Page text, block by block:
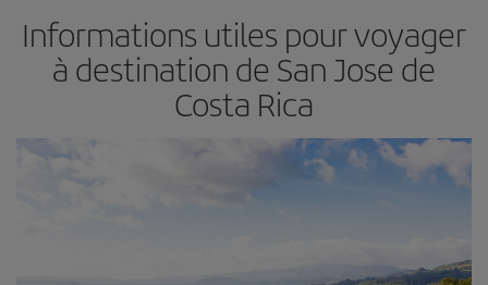
Informations utiles pour voyager
à destination de San Jose de
Costa Rica